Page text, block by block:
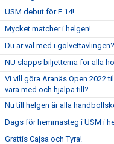
USM debut för F 14!
Mycket matcher i helgen!
Du är väl med i
NU släpps biljetterna för alla
Vi vill göra Aranäs Open 2022
vara med och hjälpa till?
Nu till helgen är alla
Dags för hemmasteg i USM i
Grattis Cajsa och Tyra!